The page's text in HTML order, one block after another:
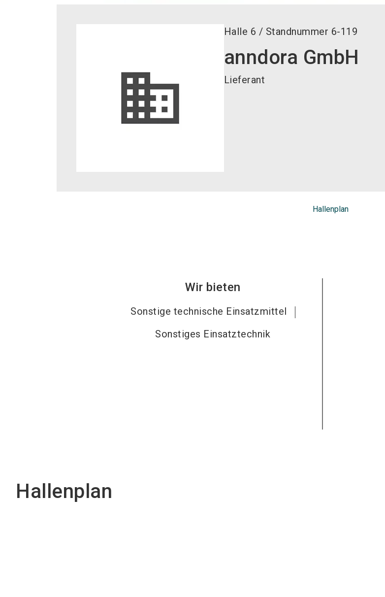
Halle 6 / Standnummer 6-119
anndora GmbH
Lieferant
Hallenplan
Wir bieten
Sonstige technische Einsatzmittel
Sonstiges Einsatztechnik
Hallenplan